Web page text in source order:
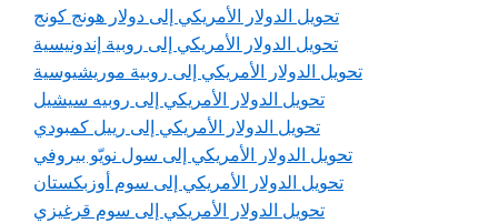
تحويل الدولار الأمريكي إلى دولار هونج كونج
تحويل الدولار الأمريكي إلى روبية إندونيسية
تحويل الدولار الأمريكي إلى روبية موريشيوسية
تحويل الدولار الأمريكي إلى روبيه سيشيل
تحويل الدولار الأمريكي إلى رييل كمبودي
تحويل الدولار الأمريكي إلى سول نويّو بيروفي
تحويل الدولار الأمريكي إلى سوم أوزبكستان
تحويل الدولار الأمريكي إلى سوم قرغيزي